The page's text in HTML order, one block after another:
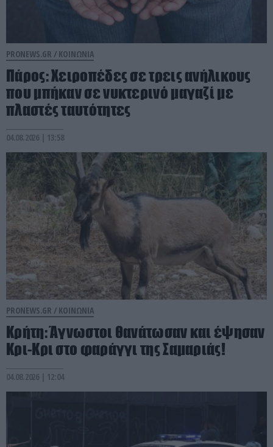
PRONEWS.GR / ΚΟΙΝΩΝΙΑ
Πάρος: Χειροπέδες σε τρεις ανήλικους
που μπήκαν σε νυκτερινό μαγαζί με
πλαστές ταυτότητες
04.08.2026 | 13:58
PRONEWS.GR / ΚΟΙΝΩΝΙΑ
Κρήτη: Άγνωστοι θανάτωσαν και έψησαν
Κρι-Κρι στο φαράγγι της Σαμαριάς!
04.08.2026 | 12:04